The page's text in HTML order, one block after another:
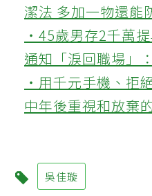
潔法 多加一物還能
‧45歲男存2千萬
通知「淚回職場」
‧用千元手機、拒
中年後重視和放棄
吳佳璇